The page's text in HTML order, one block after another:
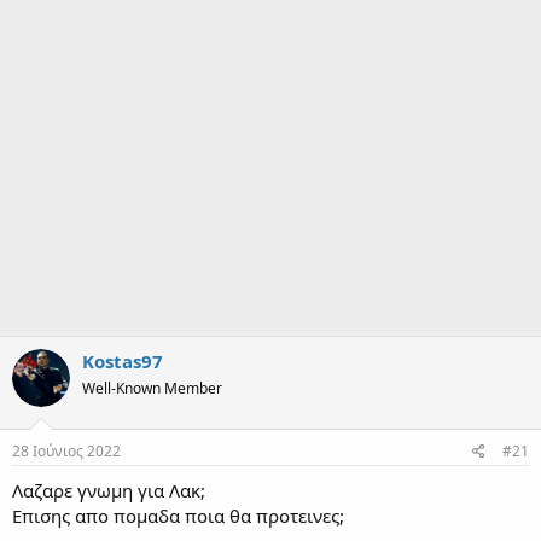
Kostas97
Well-Known Member
28 Ιούνιος 2022 #21
Λαζαρε γνωμη για Λακ;
Επισης απο πομαδα ποια θα προτεινες;